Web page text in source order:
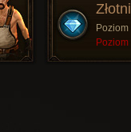
Poziom
Poziom